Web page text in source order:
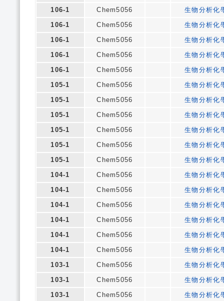
106-1
Chem5056
生物分析化
106-1
Chem5056
生物分析化
106-1
Chem5056
生物分析化
106-1
Chem5056
生物分析化
106-1
Chem5056
生物分析化
105-1
Chem5056
生物分析化
105-1
Chem5056
生物分析化
105-1
Chem5056
生物分析化
105-1
Chem5056
生物分析化
105-1
Chem5056
生物分析化
105-1
Chem5056
生物分析化
104-1
Chem5056
生物分析化
104-1
Chem5056
生物分析化
104-1
Chem5056
生物分析化
104-1
Chem5056
生物分析化
104-1
Chem5056
生物分析化
104-1
Chem5056
生物分析化
103-1
Chem5056
生物分析化
103-1
Chem5056
生物分析化
103-1
Chem5056
生物分析化